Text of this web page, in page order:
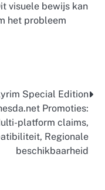
visuele bewijs kan
het probleem
Special Edition
Promoties:
platform claims,
Regionale
beschikbaarheid